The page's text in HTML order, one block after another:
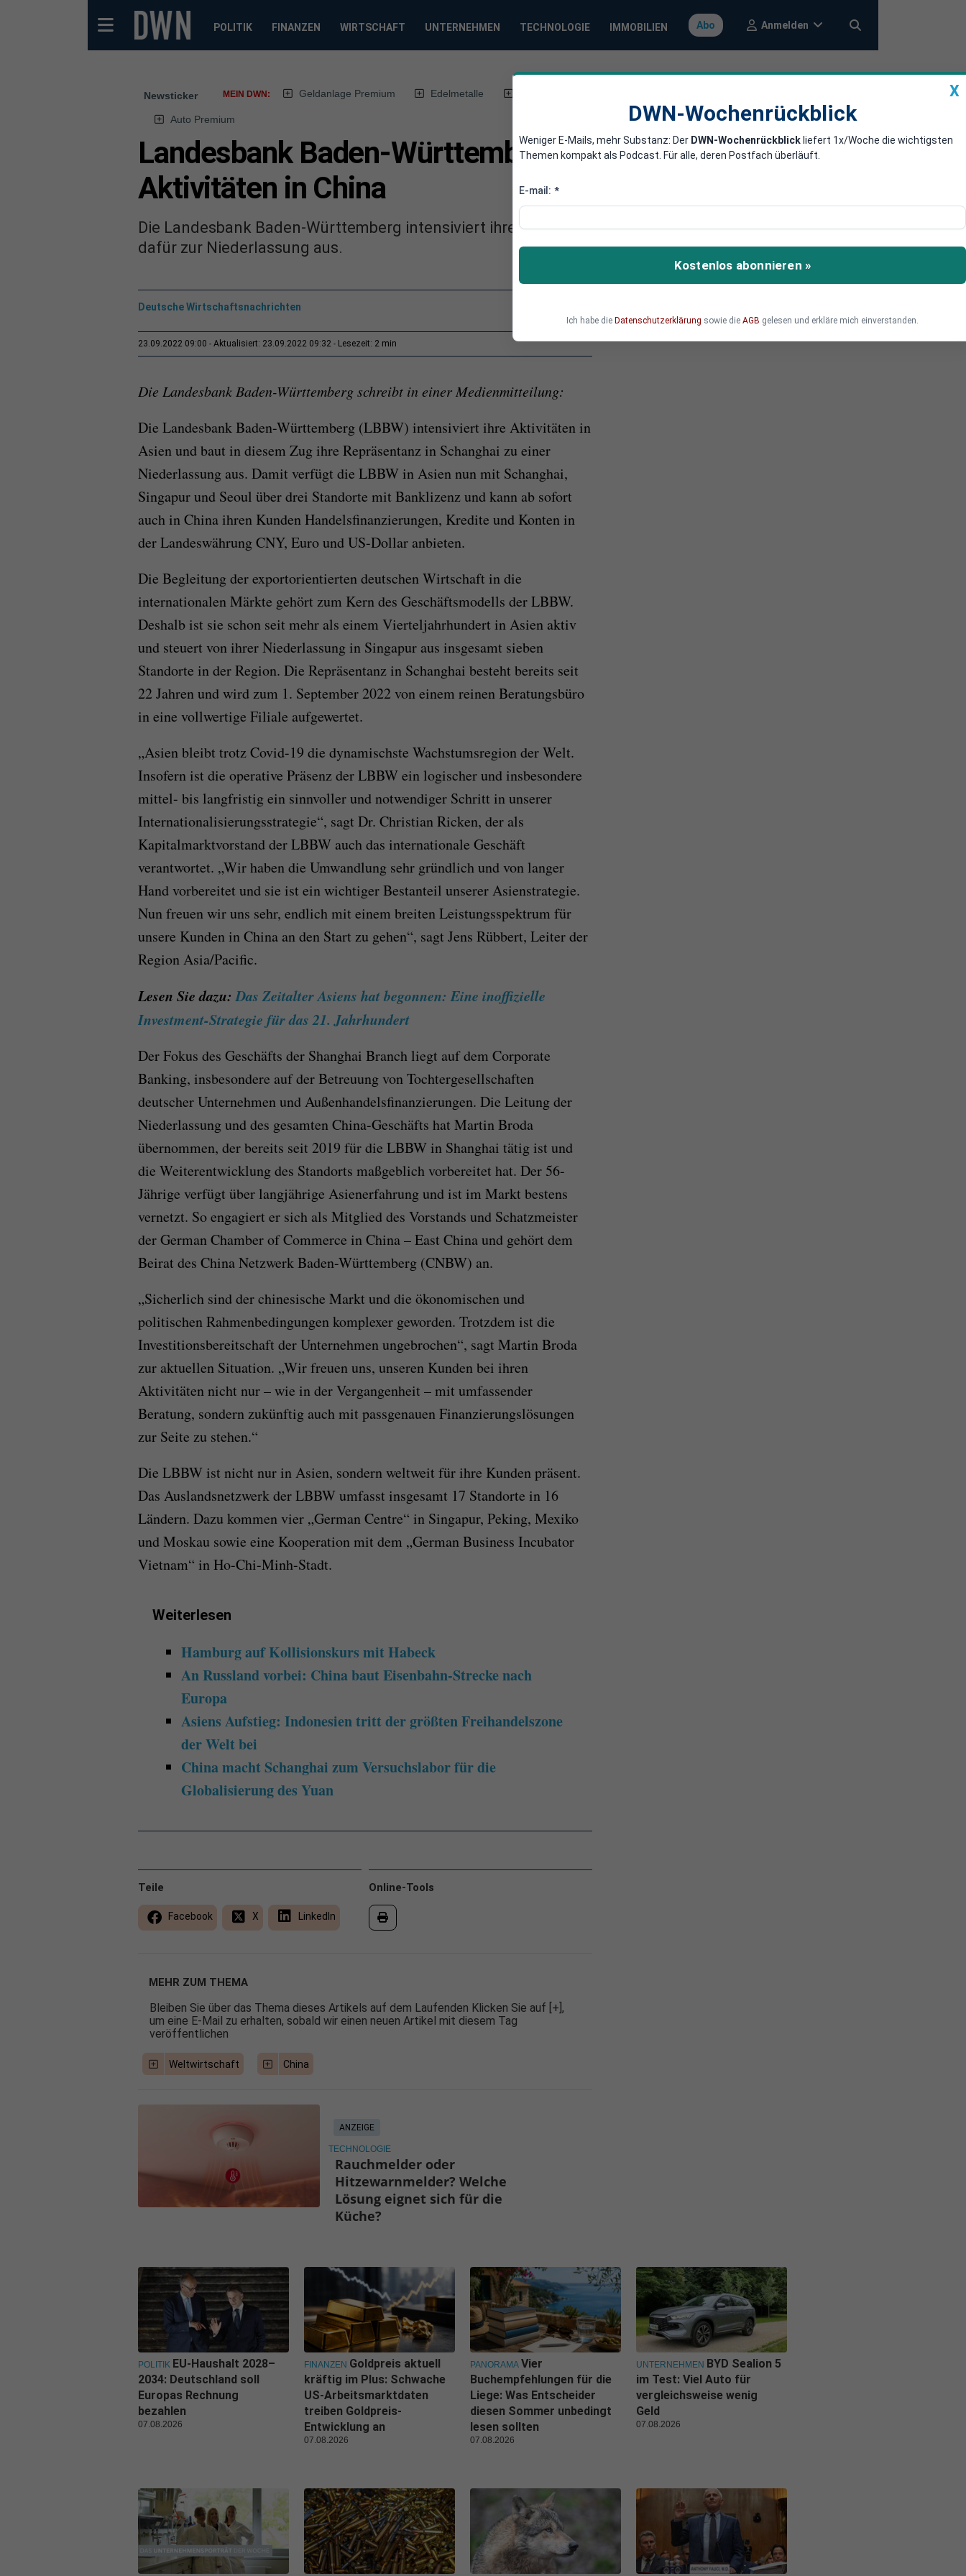
POLITIK FINANZEN WIRTSCHAFT UNTERNEHMEN TECHNOLOGIE IMMOBILIEN Abo Anmelden
Newsticker MEIN DWN: Geldanlage Premium Edelmetalle
Auto Premium
Landesbank Baden-Württemberg verstärkt
Aktivitäten in China
Die Landesbank Baden-Württemberg intensiviert ihre Aktivitäten in Asien und baut Schanghai
dafür zur Niederlassung aus.
Deutsche Wirtschaftsnachrichten
23.09.2022 09:00 Aktualisiert: 23.09.2022 09:32 Lesezeit: 2 min
Die Landesbank Baden-Württemberg schreibt in einer Medienmitteilung:
Die Landesbank Baden-Württemberg (LBBW) intensiviert ihre Aktivitäten in
Asien und baut in diesem Zug ihre Repräsentanz in Schanghai zu einer
Niederlassung aus. Damit verfügt die LBBW in Asien nun mit Schanghai,
Singapur und Seoul über drei Standorte mit Banklizenz und kann ab sofort
auch in China ihren Kunden Handelsfinanzierungen, Kredite und Konten in
der Landeswährung CNY, Euro und US-Dollar anbieten.
Die Begleitung der exportorientierten deutschen Wirtschaft in die
internationalen Märkte gehört zum Kern des Geschäftsmodells der LBBW.
Deshalb ist sie schon seit mehr als einem Vierteljahrhundert in Asien aktiv
und steuert von ihrer Niederlassung in Singapur aus insgesamt sieben
Standorte in der Region. Die Repräsentanz in Schanghai besteht bereits seit
22 Jahren und wird zum 1. September 2022 von einem reinen Beratungsbüro
in eine vollwertige Filiale aufgewertet.
„Asien bleibt trotz Covid-19 die dynamischste Wachstumsregion der Welt.
Insofern ist die operative Präsenz der LBBW ein logischer und insbesondere
mittel- bis langfristig ein sinnvoller und notwendiger Schritt in unserer
Internationalisierungsstrategie“, sagt Dr. Christian Ricken, der als
Kapitalmarktvorstand der LBBW auch das internationale Geschäft
verantwortet. „Wir haben die Umwandlung sehr gründlich und von langer
Hand vorbereitet und sie ist ein wichtiger Bestanteil unserer Asienstrategie.
Nun freuen wir uns sehr, endlich mit einem breiten Leistungsspektrum für
unsere Kunden in China an den Start zu gehen“, sagt Jens Rübbert, Leiter der
Region Asia/Pacific.
Lesen Sie dazu:Das Zeitalter Asiens hat begonnen: Eine inoffizielle
Investment-Strategie für das 21. Jahrhundert
Der Fokus des Geschäfts der Shanghai Branch liegt auf dem Corporate
Banking, insbesondere auf der Betreuung von Tochtergesellschaften
deutscher Unternehmen und Außenhandelsfinanzierungen. Die Leitung der
Niederlassung und des gesamten China-Geschäfts hat Martin Broda
übernommen, der bereits seit 2019 für die LBBW in Shanghai tätig ist und
die Weiterentwicklung des Standorts maßgeblich vorbereitet hat. Der 56-
Jährige verfügt über langjährige Asienerfahrung und ist im Markt bestens
vernetzt. So engagiert er sich als Mitglied des Vorstands und Schatzmeister
der German Chamber of Commerce in China – East China und gehört dem
Beirat des China Netzwerk Baden-Württemberg (CNBW) an.
„Sicherlich sind der chinesische Markt und die ökonomischen und
politischen Rahmenbedingungen komplexer geworden. Trotzdem ist die
Investitionsbereitschaft der Unternehmen ungebrochen“, sagt Martin Broda
zur aktuellen Situation. „Wir freuen uns, unseren Kunden bei ihren
Aktivitäten nicht nur – wie in der Vergangenheit – mit umfassender
Beratung, sondern zukünftig auch mit passgenauen Finanzierungslösungen
zur Seite zu stehen.“
Die LBBW ist nicht nur in Asien, sondern weltweit für ihre Kunden präsent.
Das Auslandsnetzwerk der LBBW umfasst insgesamt 17 Standorte in 16
Ländern. Dazu kommen vier „German Centre“ in Singapur, Peking, Mexiko
und Moskau sowie eine Kooperation mit dem „German Business Incubator
Vietnam“ in Ho-Chi-Minh-Stadt.
Weiterlesen
Hamburg auf Kollisionskurs mit Habeck
An Russland vorbei: China baut Eisenbahn-Strecke nach
Europa
Asiens Aufstieg: Indonesien tritt der größten Freihandelszone
der Welt bei
China macht Schanghai zum Versuchslabor für die
Globalisierung des Yuan
Online-Tools
Teile
Facebook X LinkedIn
MEHR ZUM THEMA
Bleiben Sie über das Thema dieses Artikels auf dem Laufenden Klicken Sie auf [+],
um eine E-Mail zu erhalten, sobald wir einen neuen Artikel mit diesem Tag
veröffentlichen
Weltwirtschaft China
ANZEIGE
TECHNOLOGIE
Rauchmelder oder
Hitzewarnmelder? Welche
Lösung eignet sich für die
Küche?
X
DWN-Wochenrückblick
Weniger E-Mails, mehr Substanz: Der DWN-Wochenrückblick liefert 1x/Woche die wichtigsten
Themen kompakt als Podcast. Für alle, deren Postfach überläuft.
E-mail: *
Kostenlos abonnieren »
Ich habe die Datenschutzerklärung sowie die AGB gelesen und erkläre mich einverstanden.
POLITIK EU-Haushalt 2028–
2034: Deutschland soll
Europas Rechnung
bezahlen
07.08.2026
FINANZEN Goldpreis aktuell
kräftig im Plus: Schwache
US-Arbeitsmarktdaten
treiben Goldpreis-
Entwicklung an
07.08.2026
PANORAMA Vier
Buchempfehlungen für die
Liege: Was Entscheider
diesen Sommer unbedingt
lesen sollten
07.08.2026
UNTERNEHMEN BYD Sealion 5
im Test: Viel Auto für
vergleichsweise wenig
Geld
07.08.2026